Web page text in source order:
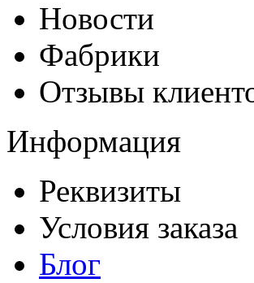
Новости
Фабрики
Отзывы
Информация
Реквизиты
Условия заказа
Блог